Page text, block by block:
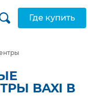
Где купить
BAXI В